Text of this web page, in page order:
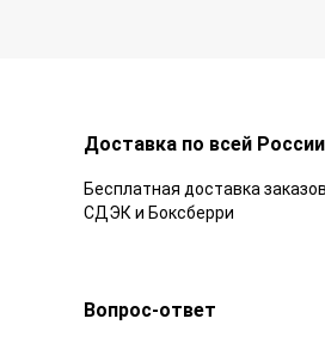
Доставка по всей России
Бесплатная доставка
СДЭК и Боксберри
Вопрос-ответ